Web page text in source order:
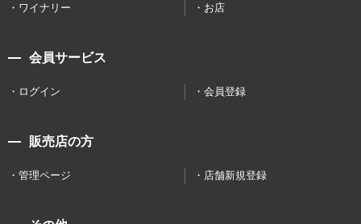
ワイナリー お店
会員サービス
ログイン 会員登録
販売店の方
管理ページ 店舗新規登録